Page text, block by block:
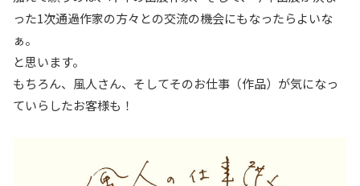
った1次通過作家の方々との交流の機会にもなったらよいな
ぁ。
と思います。
もちろん、風人さん、そしてそのお仕事（作品）が気になっ
ていらしたお客様も！